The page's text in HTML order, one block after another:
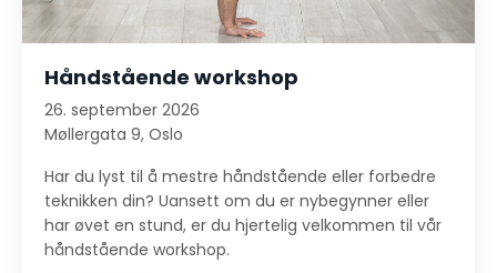
Håndstående workshop
26. september 2026
Møllergata 9, Oslo
Har du lyst til å mestre håndstående eller forbedre
teknikken din? Uansett om du er nybegynner eller
har øvet en stund, er du hjertelig velkommen til vår
håndstående workshop.